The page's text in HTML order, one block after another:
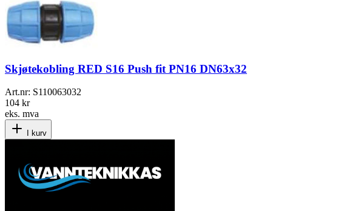
Skjøtekobling RED S16 Push fit PN16 DN63x32
Art.nr: S110063032
104 kr
eks. mva
I kurv